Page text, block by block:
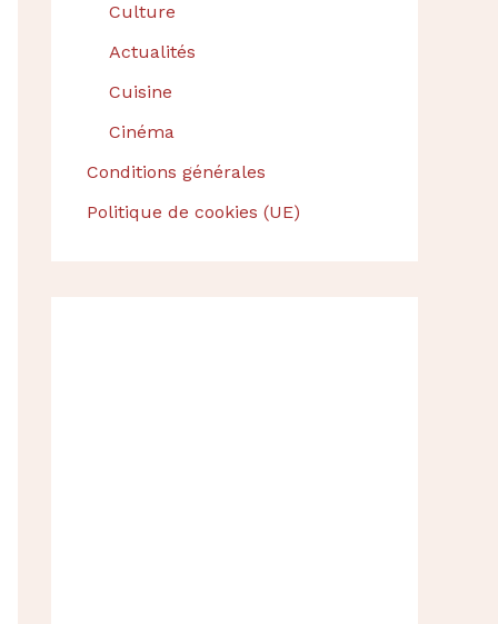
Culture
Actualités
Cuisine
Cinéma
Conditions générales
Politique de cookies (UE)